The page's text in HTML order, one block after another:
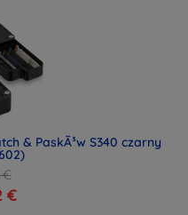
& PaskÃ³w S340 czarny
€
€